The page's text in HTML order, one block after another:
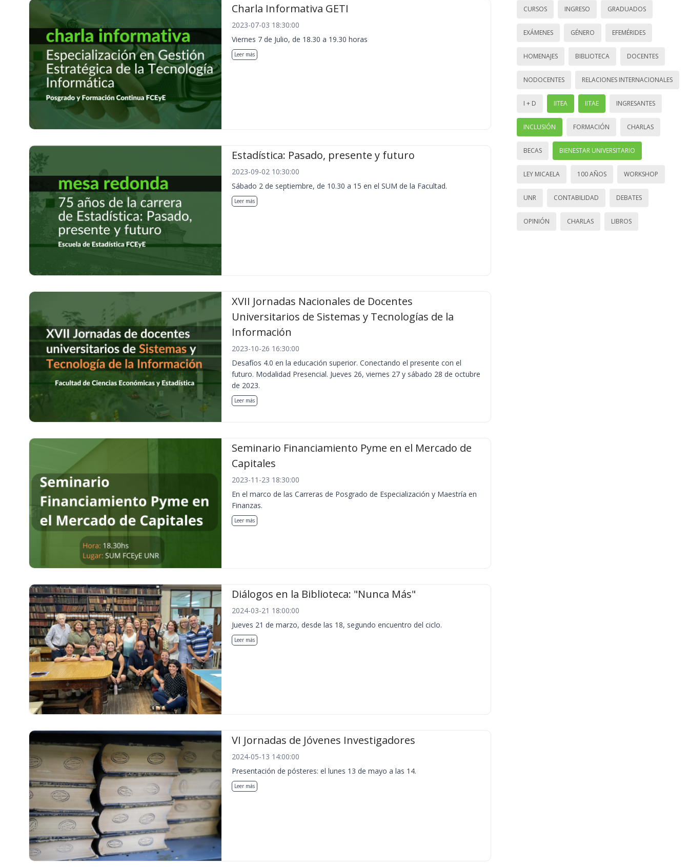
Charla Informativa GETI
2023-07-03 18:30:00
Viernes 7 de Julio, de 18.30 a 19.30 horas
Leer más
Estadística: Pasado, presente y futuro
2023-09-02 10:30:00
Sábado 2 de septiembre, de 10.30 a 15 en el SUM de la Facultad.
Leer más
XVII Jornadas Nacionales de Docentes
Universitarios de Sistemas y Tecnologías de la
Información
2023-10-26 16:30:00
Desafíos 4.0 en la educación superior. Conectando el presente con el
futuro. Modalidad Presencial. Jueves 26, viernes 27 y sábado 28 de octubre
de 2023.
Leer más
Seminario Financiamiento Pyme en el Mercado de
Capitales
2023-11-23 18:30:00
En el marco de las Carreras de Posgrado de Especialización y Maestría en
Finanzas.
Leer más
Diálogos en la Biblioteca: "Nunca Más"
2024-03-21 18:00:00
Jueves 21 de marzo, desde las 18, segundo encuentro del ciclo.
Leer más
VI Jornadas de Jóvenes Investigadores
2024-05-13 14:00:00
Presentación de pósteres: el lunes 13 de mayo a las 14.
Leer más
CURSOS INGRESO GRADUADOS
EXÁMENES GÉNERO EFEMÉRIDES
HOMENAJES BIBLIOTECA DOCENTES
NODOCENTES RELACIONES INTERNACIONALES
I + D IITEA IITAE INGRESANTES
INCLUSIÓN FORMACIÓN CHARLAS
BECAS BIENESTAR UNIVERSITARIO
LEY MICAELA 100 AÑOS WORKSHOP
UNR CONTABILIDAD DEBATES
OPINIÓN CHARLAS LIBROS